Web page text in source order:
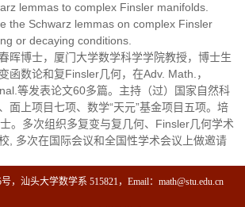
lemmas to complex Finsler manifolds.
the Schwarz lemmas on complex Finsler
or decaying conditions.
晖博士，厦门大学数学科学学院教授，博士生
函数论和复Finsler几何，在Adv. Math.，
等发表论文60多篇。主持（过）国家自然科
面上项目七项、数学“天元”基金项目五项。培
。多次组织多复变与复几何、Finsler几何学术
, 多次在国际会议和全国性学术会议上做邀请
，汕头大学数学系 515821，Email：math@stu.edu.cn